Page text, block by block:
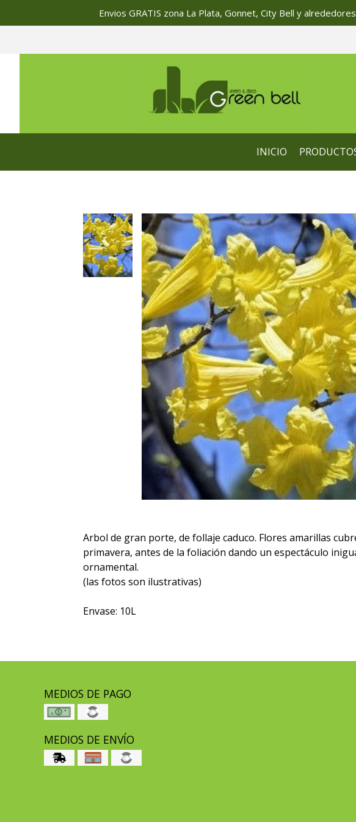
Envios GRATIS zona La Plata, Gonnet, City Bell y
INICIO
Arbol de gran porte, de follaje caduco. Flores amarillas
primavera, antes de la foliación dando un espectáculo
ornamental.
(las fotos son ilustrativas)
Envase: 10L
MEDIOS DE PAGO
MEDIOS DE ENVÍO